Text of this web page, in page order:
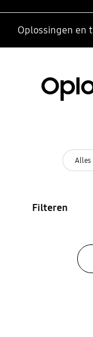
Oplossingen en
Alles
Filteren